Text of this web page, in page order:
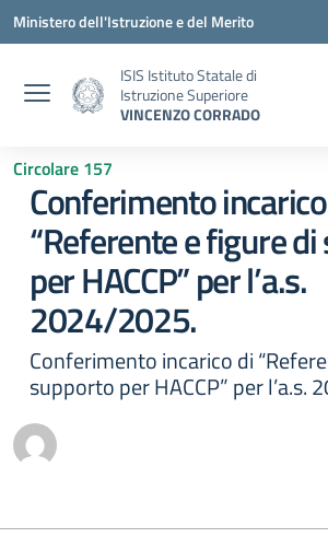
Vai ai contenuti
Vai al menu di navigazione
Vai al footer
Ministero dell'Istruzione e del Merito
ISIS Istituto Statale di
Istruzione Superiore
VINCENZO CORRADO
Circolare 157
Conferimento
“Referente e figure
per HACCP” per l’a.s.
2024/2025.
Conferimento incarico di
supporto per HACCP” per l’a.s.